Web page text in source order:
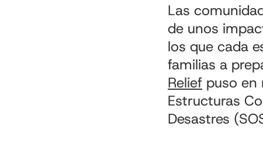
Las
de unos
los que cada
familias a
Relief puso en
Estructuras
Desastres